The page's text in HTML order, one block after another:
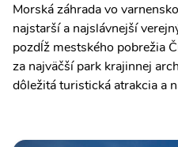
Morská záhrada vo
najstarší a najslávnejší
pozdĺž mestského pobrežia
za najväčší park krajinnej
dôležitá turistická atrakcia a